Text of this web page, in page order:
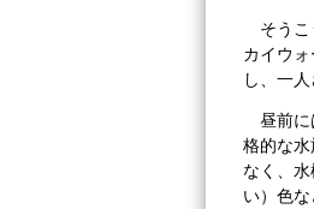
そう
カイウ
し、一
昼前
格的な
なく、
い）色